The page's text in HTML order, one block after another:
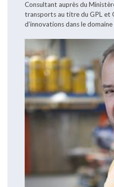
Consultant auprès du
transports au titre du GPL et
d’innovations dans le